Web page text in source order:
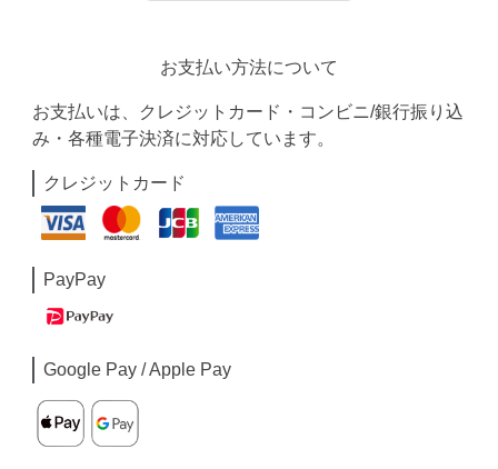
お支払い方法について
お支払いは、クレジットカード・コンビニ/銀行振り込
み・各種電子決済に対応しています。
クレジットカード
PayPay
Google Pay / Apple Pay